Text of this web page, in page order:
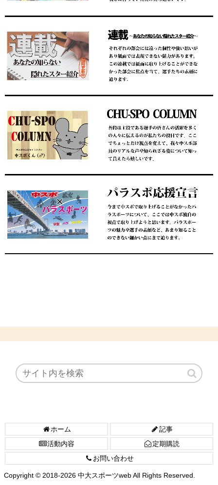
ホーム
記事
活動内容
定期購読
お問い合わせ
Copyright © 2018-2026 中大スポーツweb All Rights Reserved.